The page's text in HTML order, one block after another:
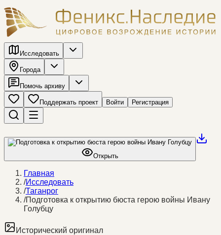
Исследовать
Города
Помочь архиву
Поддержать проект Войти Регистрация
Открыть
Главная
/Исследовать
/Таганрог
/Подготовка к открытию бюста герою войны Ивану
Голубцу
Исторический оригинал